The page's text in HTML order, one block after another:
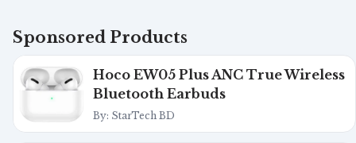
Sponsored Products
Hoco EW05 Plus ANC True Wireless
Bluetooth Earbuds
By: StarTech BD